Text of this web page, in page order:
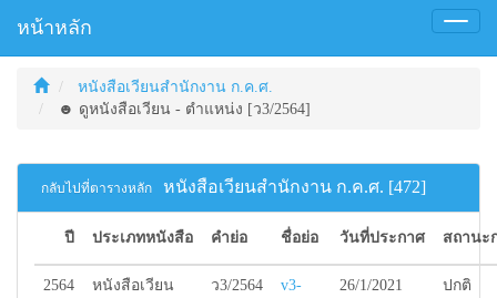
หน้าหลัก
Toggle
หนังสือเวียนสำนักงาน ก.ค.ศ.
☻ ดูหนังสือเวียน - ตำแหน่ง [ว3/2564]
กลับไปที่ตารางหลัก หนังสือเวียนสำนักงาน ก.ค.ศ. [472]
ปี ประเภทหนังสือ คำย่อ ชื่อย่อ วันที่ประกาศ สถานะ
2564 หนังสือเวียน ว3/2564
v3-
26/1/2021 ปกติ